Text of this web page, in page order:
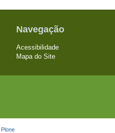
Navegação
Acessibilidade
Mapa do Site
Plone